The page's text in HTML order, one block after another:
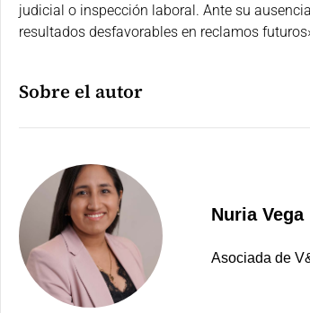
judicial o inspección laboral. Ante su
resultados desfavorables en reclamos
Sobre el autor
Nuria Vega
Asociada de